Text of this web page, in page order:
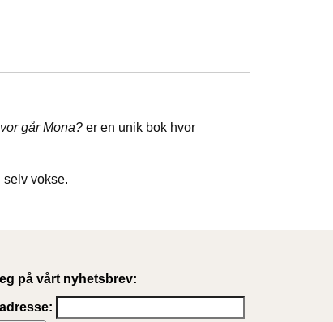
går Mona? er en unik bok hvor
selv vokse.
på vårt nyhetsbrev: